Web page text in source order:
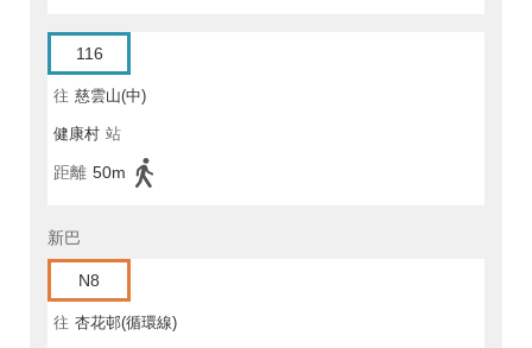
116
往 慈雲山(中)
健康村 站
距離 50m
新巴
N8
往 杏花邨(循環線)